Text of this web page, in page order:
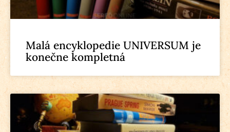
Malá encyklopedie UNIVERSUM je
konečne kompletná